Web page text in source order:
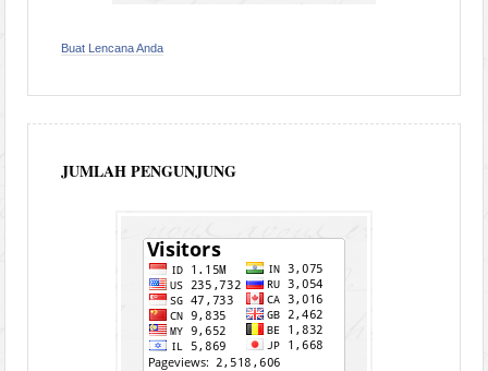
Buat Lencana Anda
JUMLAH PENGUNJUNG